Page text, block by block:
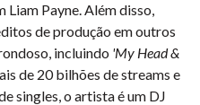
Liam Payne. Além disso,
de produção em outros
incluindo 'My Head &
de 20 bilhões de streams e
singles, o artista é um DJ